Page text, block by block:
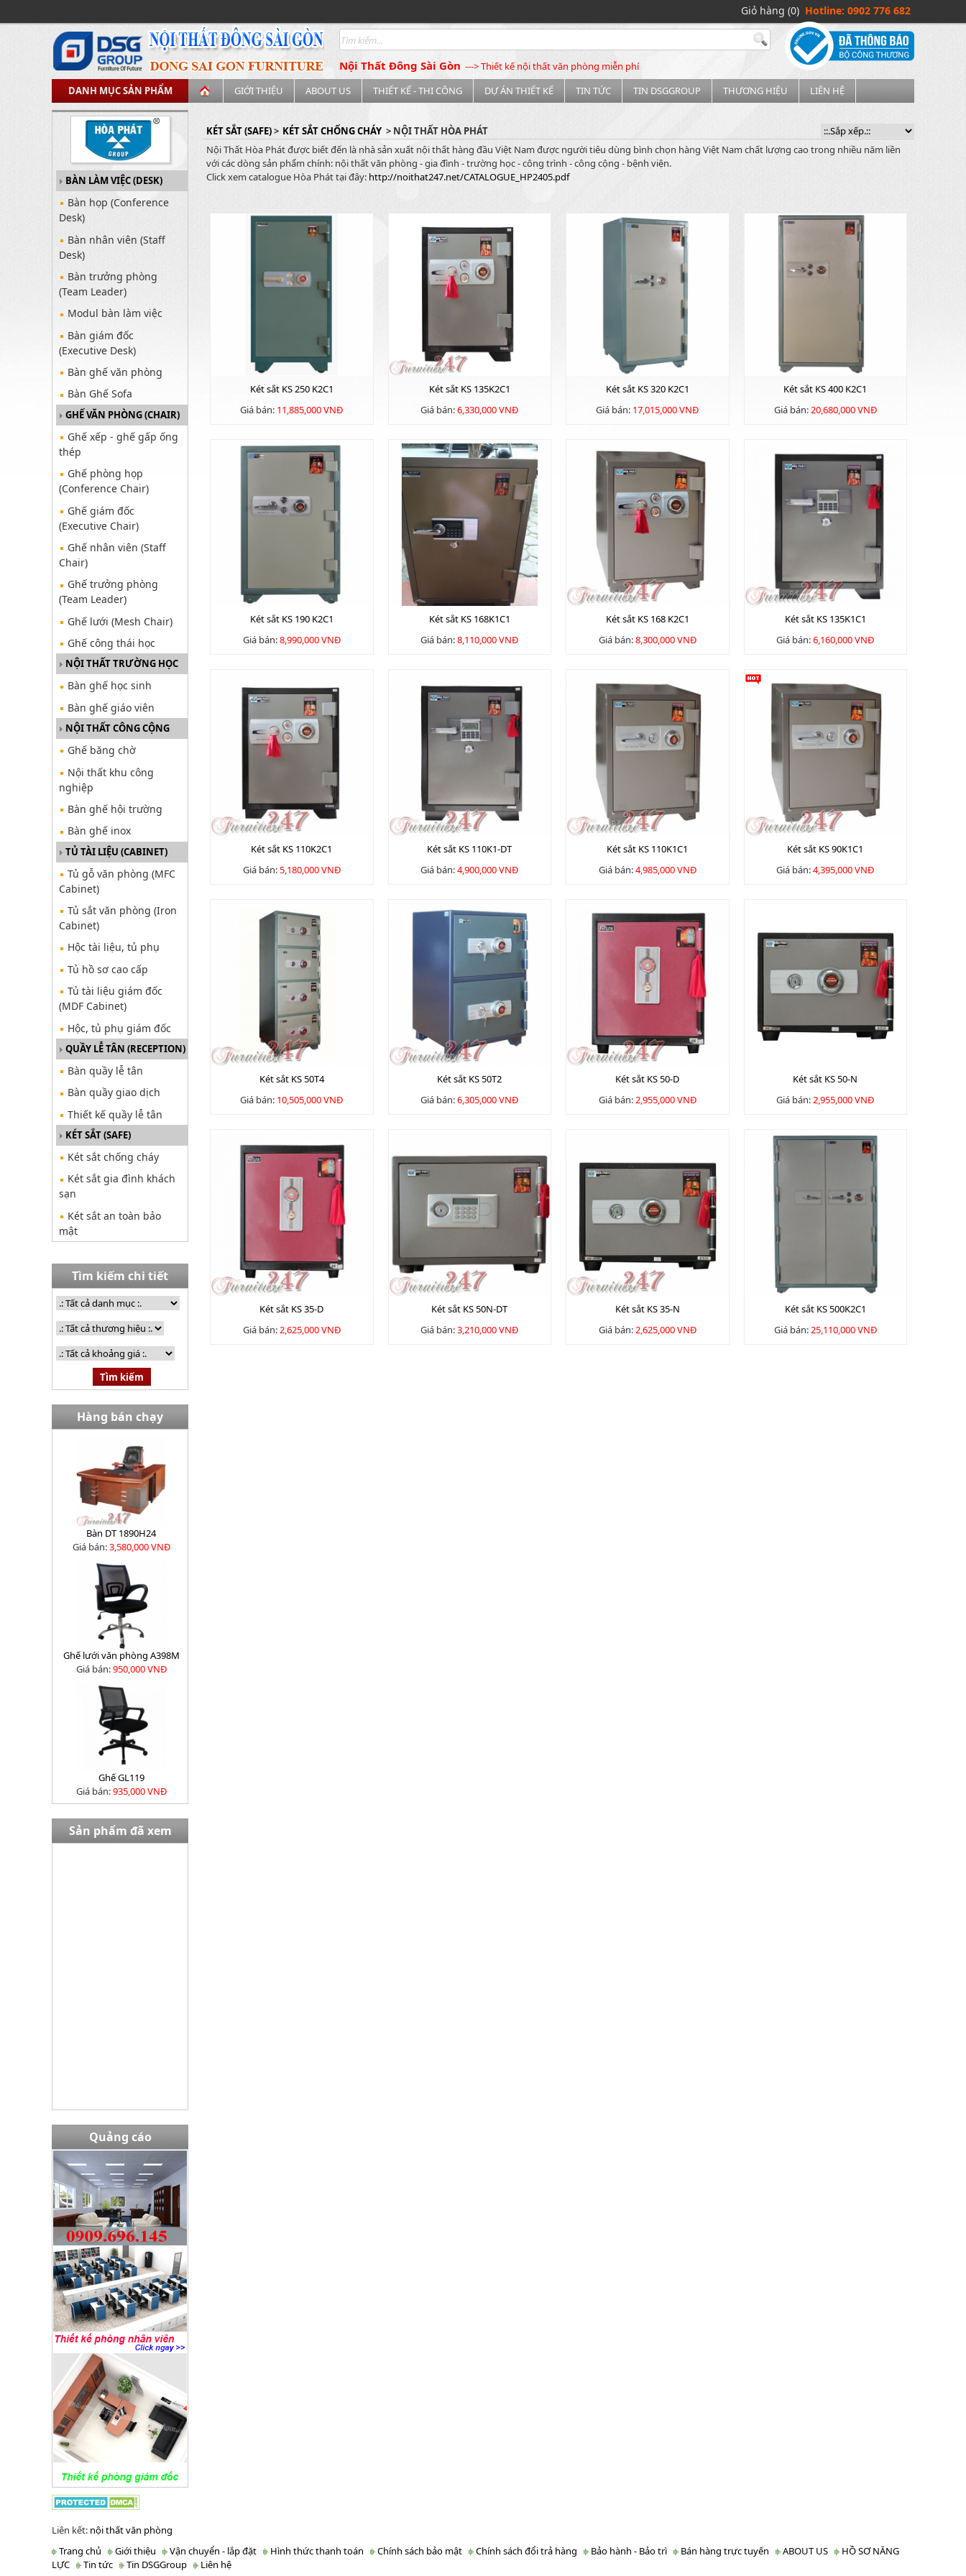
Giỏ hàng (0) Hotline: 0902 776 682
Nội Thất Đông Sài Gòn ---> Thiết kế nội thất văn phòng miễn phí
GIỚI THIỆU
ABOUT US THIẾT KẾ - THI CÔNG DỰ ÁN THIẾT KẾ TIN TỨC TIN DSGGROUP THƯƠNG HIỆU LIÊN HỆ
DANH MỤC SẢN PHẨM
BÀN LÀM VIỆC (DESK)
Bàn họp (Conference
Desk)
Bàn nhân viên (Staff
Desk)
Bàn trưởng phòng
(Team Leader)
Modul bàn làm việc
Bàn giám đốc
(Executive Desk)
Bàn ghế văn phòng
Bàn Ghế Sofa
GHẾ VĂN PHÒNG (CHAIR)
Ghế xếp - ghế gấp ống
thép
Ghế phòng họp
(Conference Chair)
Ghế giám đốc
(Executive Chair)
Ghế nhân viên (Staff
Chair)
Ghế trưởng phòng
(Team Leader)
Ghế lưới (Mesh Chair)
Ghế công thái học
NỘI THẤT TRƯỜNG HỌC
Bàn ghế học sinh
Bàn ghế giáo viên
NỘI THẤT CÔNG CỘNG
Ghế băng chờ
Nội thất khu công
nghiệp
Bàn ghế hội trường
Bàn ghế inox
TỦ TÀI LIỆU (CABINET)
Tủ gỗ văn phòng (MFC
Cabinet)
Tủ sắt văn phòng (Iron
Cabinet)
Hộc tài liệu, tủ phụ
Tủ hồ sơ cao cấp
Tủ tài liệu giám đốc
(MDF Cabinet)
Hộc, tủ phụ giám đốc
QUẦY LỄ TÂN (RECEPTION)
Bàn quầy lễ tân
Bàn quầy giao dịch
Thiết kế quầy lễ tân
KÉT SẮT (SAFE)
Két sắt chống cháy
Két sắt gia đình khách
sạn
Két sắt an toàn bảo
mật
Tìm kiếm chi tiết
Hàng bán chạy
Bàn DT 1890H24
Giá bán:3,580,000 VNĐ
Ghế lưới văn phòng A398M
Giá bán:950,000 VNĐ
Ghế GL119
Giá bán:935,000 VNĐ
Sản phẩm đã xem
Quảng cáo
Liên kết: nội thất văn phòng
KÉT SẮT (SAFE)> KÉT SẮT CHỐNG CHÁY > NỘI THẤT HÒA PHÁT
Nội Thất Hòa Phát được biết đến là nhà sản xuất nội thất hàng đầu Việt Nam được người tiêu dùng bình chọn hàng Việt Nam chất lượng cao trong nhiều năm liền
với các dòng sản phẩm chính: nội thất văn phòng - gia đình - trường học - công trình - công cộng - bệnh viện.
Click xem catalogue Hòa Phát tại đây: http://noithat247.net/CATALOGUE_HP2405.pdf
Két sắt KS 250 K2C1
Giá bán: 11,885,000 VNĐ
Két sắt KS 135K2C1
Giá bán:6,330,000 VNĐ
Két sắt KS 320 K2C1
Giá bán: 17,015,000 VNĐ
Két sắt KS 400 K2C1
Giá bán:20,680,000 VNĐ
Két sắt KS 190 K2C1
Giá bán:8,990,000 VNĐ
Két sắt KS 168K1C1
Giá bán:8,110,000 VNĐ
Két sắt KS 168 K2C1
Giá bán:8,300,000 VNĐ
Két sắt KS 135K1C1
Giá bán:6,160,000 VNĐ
Két sắt KS 110K2C1
Giá bán:5,180,000 VNĐ
Két sắt KS 110K1-DT
Giá bán:4,900,000 VNĐ
Két sắt KS 110K1C1
Giá bán:4,985,000 VNĐ
Két sắt KS 90K1C1
Giá bán:4,395,000 VNĐ
Két sắt KS 50T4
Giá bán: 10,505,000 VNĐ
Két sắt KS 50T2
Giá bán:6,305,000 VNĐ
Két sắt KS 50-D
Giá bán:2,955,000 VNĐ
Két sắt KS 50-N
Giá bán:2,955,000 VNĐ
Két sắt KS 35-D
Giá bán:2,625,000 VNĐ
Két sắt KS 50N-DT
Giá bán:3,210,000 VNĐ
Két sắt KS 35-N
Giá bán:2,625,000 VNĐ
Két sắt KS 500K2C1
Giá bán:25,110,000 VNĐ
Trang chủ Giới thiệu Vận chuyển - lắp đặt Hình thức thanh toán Chính sách bảo mật Chính sách đổi trả hàng Bảo hành - Bảo trì Bán hàng trực tuyến ABOUT US
HỒ SƠ NĂNG
LỰC
Tin tức Tin DSGGroup Liên hệ